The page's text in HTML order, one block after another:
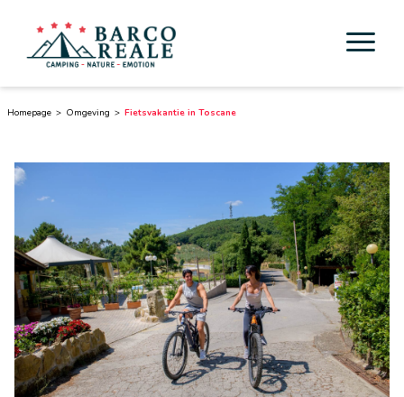
Voorzieningen
Activiteiten
Esperienze
Cicloturismo
Omgeving
Ontdek Toscane
Homepage Omgeving Fietsvakantie in Toscane